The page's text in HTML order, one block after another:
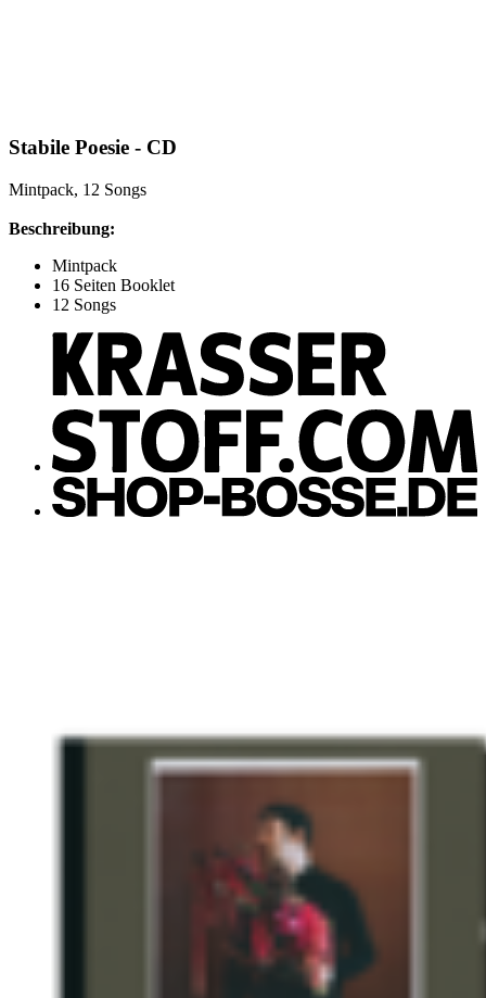
Stabile Poesie - CD
Mintpack, 12 Songs
Beschreibung:
Mintpack
16 Seiten Booklet
12 Songs